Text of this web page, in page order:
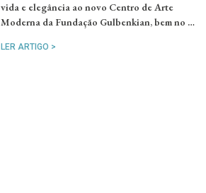
vida e elegância ao novo Centro de Arte
Moderna da Fundação Gulbenkian, bem no …
LER ARTIGO >